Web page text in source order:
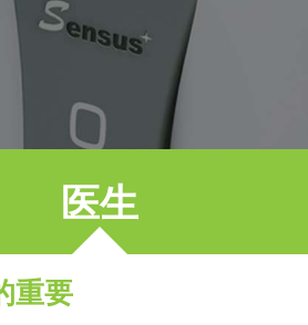
医生
重要